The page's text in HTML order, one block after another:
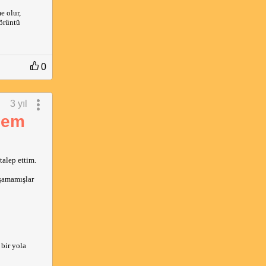
olur,
0
3 yıl
ettim.
bir yola